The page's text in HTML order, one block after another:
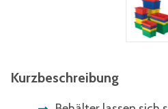
Kurzbeschreibung